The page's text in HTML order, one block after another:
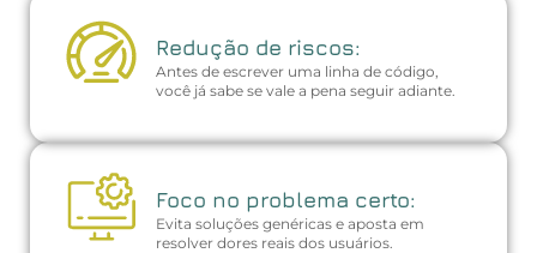
Redução de riscos:
Antes de escrever uma linha de código,
você já sabe se vale a pena seguir adiante.
Foco no problema certo:
Evita soluções genéricas e aposta em
resolver dores reais dos usuários.